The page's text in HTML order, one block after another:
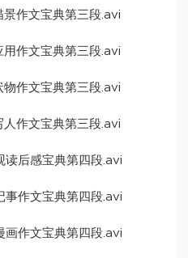
作文宝典第三段.avi
作文宝典第三段.avi
作文宝典第三段.avi
作文宝典第三段.avi
后感宝典第四段.avi
作文宝典第四段.avi
作文宝典第四段.avi